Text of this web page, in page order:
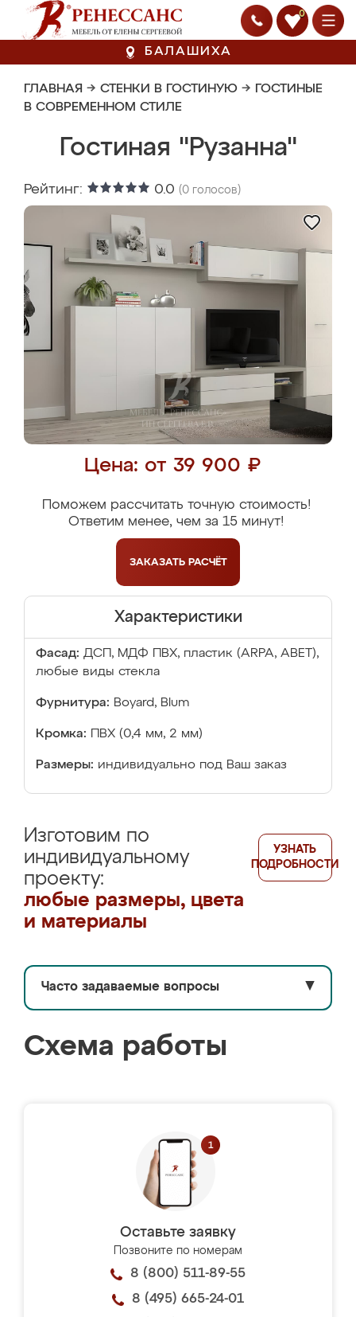
0
БАЛАШИХА
ГЛАВНАЯ → СТЕНКИ В ГОСТИНУЮ → ГОСТИНЫЕ
В СОВРЕМЕННОМ СТИЛЕ
Гостиная "Рузанна"
Рейтинг: 0.0 (0 голосов)
Цена: от 39 900 ₽
Поможем рассчитать точную стоимость!
Ответим менее, чем за 15 минут!
ЗАКАЗАТЬ РАСЧЁТ
Характеристики
Фасад: ДСП, МДФ ПВХ, пластик (ARPA, ABET),
любые виды стекла
Фурнитура: Boyard, Blum
Кромка: ПВХ (0,4 мм, 2 мм)
Размеры: индивидуально под Ваш заказ
Изготовим по
индивидуальному
проекту:
любые размеры, цвета
и материалы
УЗНАТЬ
ПОДРОБНОСТИ
Часто задаваемые вопросы ▼
Схема работы
Оставьте заявку
Позвоните по номерам
8 (800) 511-89-55
8 (495) 665-24-01